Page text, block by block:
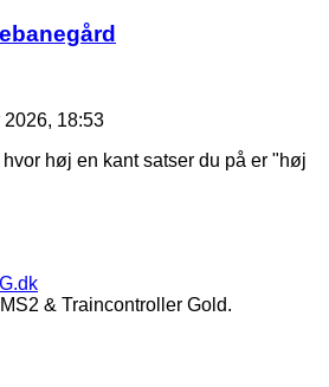
2026, 18:53
høj en kant satser du på er "høj
& Traincontroller Gold.